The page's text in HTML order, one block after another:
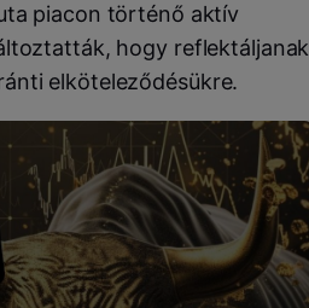
piacon történő aktív
hogy reflektáljanak
elköteleződésükre.